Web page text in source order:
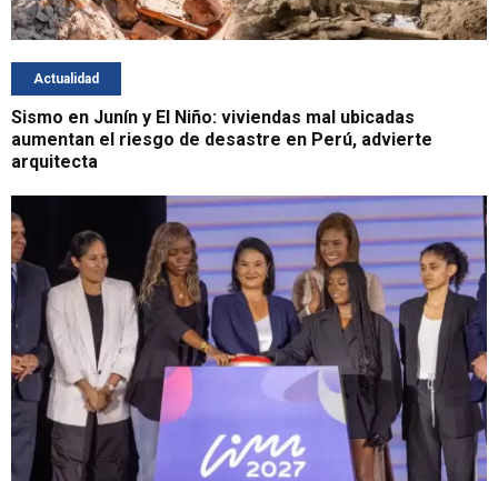
Actualidad
Sismo en Junín y El Niño: viviendas mal ubicadas
aumentan el riesgo de desastre en Perú, advierte
arquitecta